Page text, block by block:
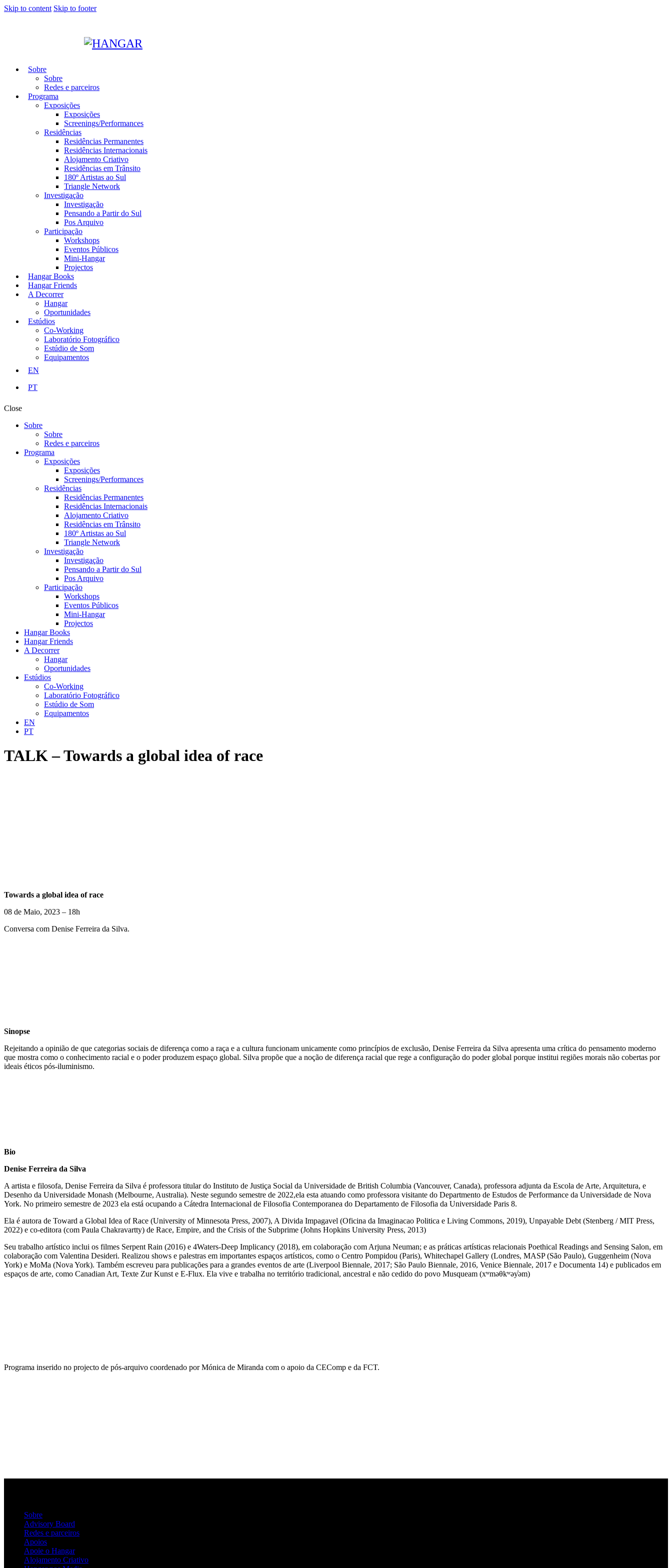
Skip to content Skip to footer
Sobre
Sobre
Redes e parceiros
Programa
Exposições
Exposições
Screenings/Performances
Residências
Residências Permanentes
Residências Internacionais
Alojamento Criativo
Residências em Trânsito
180º Artistas ao Sul
Triangle Network
Investigação
Investigação
Pensando a Partir do Sul
Pos Arquivo
Participação
Workshops
Eventos Públicos
Mini-Hangar
Projectos
Hangar Books
Hangar Friends
A Decorrer
Hangar
Oportunidades
Estúdios
Co-Working
Laboratório Fotográfico
Estúdio de Som
Equipamentos
EN
PT
Close
Sobre
Sobre
Redes e parceiros
Programa
Exposições
Exposições
Screenings/Performances
Residências
Residências Permanentes
Residências Internacionais
Alojamento Criativo
Residências em Trânsito
180º Artistas ao Sul
Triangle Network
Investigação
Investigação
Pensando a Partir do Sul
Pos Arquivo
Participação
Workshops
Eventos Públicos
Mini-Hangar
Projectos
Hangar Books
Hangar Friends
A Decorrer
Hangar
Oportunidades
Estúdios
Co-Working
Laboratório Fotográfico
Estúdio de Som
Equipamentos
EN
PT
TALK – Towards a global idea of race
Towards a global idea of race
08 de Maio, 2023 – 18h
Conversa com Denise Ferreira da Silva.
Sinopse
Rejeitando a opinião de que categorias sociais de diferença como a raça e a cultura funcionam unicamente como princípios de exclusão, Denise Ferreira da Silva apresenta uma crítica do pensamento moderno
que mostra como o conhecimento racial e o poder produzem espaço global. Silva propõe que a noção de diferença racial que rege a configuração do poder global porque institui regiões morais não cobertas por
ideais éticos pós-iluminismo.
Bio
Denise Ferreira da Silva
A artista e filosofa, Denise Ferreira da Silva é professora titular do Instituto de Justiça Social da Universidade de British Columbia (Vancouver, Canada), professora adjunta da Escola de Arte, Arquitetura, e
Desenho da Universidade Monash (Melbourne, Australia). Neste segundo semestre de 2022,ela esta atuando como professora visitante do Departmento de Estudos de Performance da Universidade de Nova
York. No primeiro semestre de 2023 ela está ocupando a Cátedra Internacional de Filosofia Contemporanea do Departamento de Filosofia da Universidade Paris 8.
Ela é autora de Toward a Global Idea of Race (University of Minnesota Press, 2007), A Divida Impagavel (Oficina da Imaginacao Politica e Living Commons, 2019), Unpayable Debt (Stenberg / MIT Press,
2022) e co-editora (com Paula Chakravartty) de Race, Empire, and the Crisis of the Subprime (Johns Hopkins University Press, 2013)
Seu trabalho artístico inclui os filmes Serpent Rain (2016) e 4Waters-Deep Implicancy (2018), em colaboração com Arjuna Neuman; e as práticas artísticas relacionais Poethical Readings and Sensing Salon, em
colaboração com Valentina Desideri. Realizou shows e palestras em importantes espaços artísticos, como o Centro Pompidou (Paris), Whitechapel Gallery (Londres, MASP (São Paulo), Guggenheim (Nova
York) e MoMa (Nova York). Também escreveu para publicações para a grandes eventos de arte (Liverpool Biennale, 2017; São Paulo Biennale, 2016, Venice Biennale, 2017 e Documenta 14) e publicados em
espaços de arte, como Canadian Art, Texte Zur Kunst e E-Flux. Ela vive e trabalha no território tradicional, ancestral e não cedido do povo Musqueam (xʷməθkʷəy̓əm)
Programa inserido no projecto de pós-arquivo coordenado por Mónica de Miranda com o apoio da CEComp e da FCT.
Sobre
Advisory Board
Redes e parceiros
Apoios
Apoie o Hangar
Alojamento Criativo